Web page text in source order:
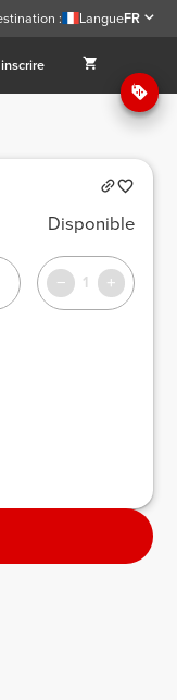
: LangueFR
Disponible
1